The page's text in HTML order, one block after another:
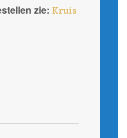
zie: Kruis